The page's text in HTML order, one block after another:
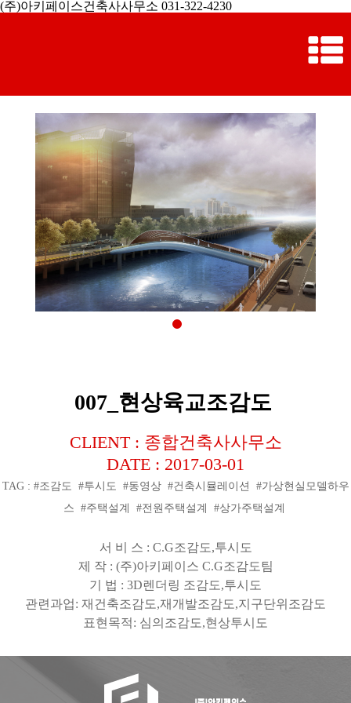
(주)아키페이스건축사사무소 031-322-4230
007_현상육교조감도
CLIENT : 종합건축사사무소
DATE : 2017-03-01
TAG : #조감도 #투시도 #동영상 #건축시뮬레이션 #가상현실모델하우
스 #주택설계 #전원주택설계 #상가주택설계
서 비 스 : C.G조감도,투시도
제 작 : (주)아키페이스 C.G조감도팀
기 법 : 3D렌더링 조감도,투시도
관련과업: 재건축조감도,재개발조감도,지구단위조감도
표현목적: 심의조감도,현상투시도